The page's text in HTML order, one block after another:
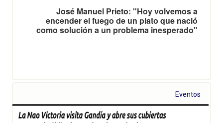
José Manuel Prieto: "Hoy volvemos a
encender el fuego de un plato que nació
como solución a un problema inesperado"
Eventos